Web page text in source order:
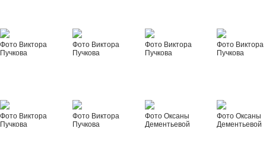
Фото Виктора
Пучкова
Фото Виктора
Пучкова
Фото Виктора
Пучкова
Фото Виктора
Пучкова
Фото Виктора
Пучкова
Фото Виктора
Пучкова
Фото Оксаны
Дементьевой
Фото Оксаны
Дементьевой